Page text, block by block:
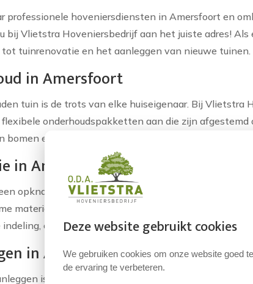
professionele hoveniersdiensten in Amersfoort en
bij Vlietstra Hoveniersbedrijf aan het juiste adres!
tuinrenovatie en het aanleggen van nieuwe tuinen.
in Amersfoort
tuin is de trots van elke huiseigenaar. Bij
onderhoudspakketten aan die zijn
bomen en struiken, het onderhoud van uw gazon of
in Amersfoort
opknapbeurt? Met onze tuinrenovatie diensten
materialen en zorgen ervoor dat de stijl van uw
onze hoveniers hebben de expertise om dit te
in Amersfoort
is een spannend project. Bij Vlietstra
Deze website gebruikt cookies
We gebruiken cookies om onze website goed
de ervaring te verbeteren.